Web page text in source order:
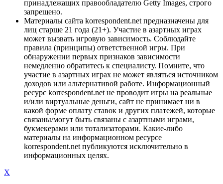
принадлежащих правообладателю Getty Images, строго
запрещено.
Материалы сайта korrespondent.net предназначены для
лиц старше 21 года (21+). Участие в азартных играх
может вызвать игровую зависимость. Соблюдайте
правила (принципы) ответственной игры. При
обнаружении первых признаков зависимости
немедленно обратитесь к специалисту. Помните, что
участие в азартных играх не может являться источником
доходов или альтернативой работе. Информационный
ресурс korrespondent.net не проводит игры на реальные
и/или виртуальные деньги, сайт не принимает ни в
какой форме оплату ставок и других платежей, которые
связаны/могут быть связаны с азартными играми,
букмекерами или тотализаторами. Какие-либо
материалы на информационном ресурсе
korrespondent.net публикуются исключительно в
информационных целях.
X